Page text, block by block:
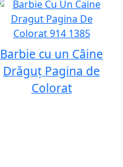
Barbie cu un Câine
Drăguț Pagina de
Colorat